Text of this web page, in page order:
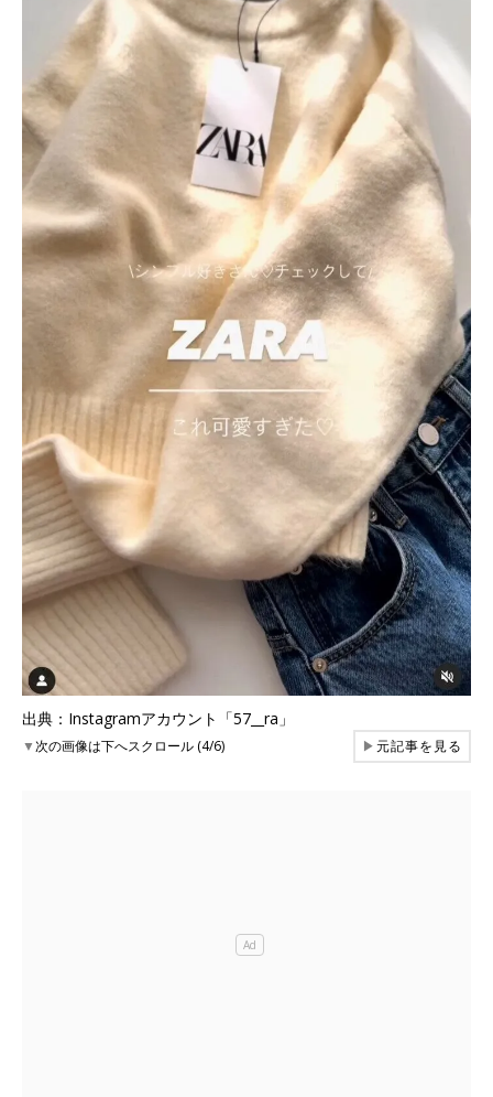
出典：Instagramアカウント「57__ra」
▼次の画像は下へスクロール (4/6) ▶元記事を見る